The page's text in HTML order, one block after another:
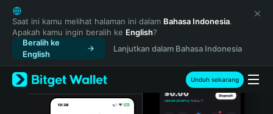
English
日本語
Tiếng Việt
Русский
Español (Latinoamérica)
Türkçe
Italiano
Saat ini kamu melihat halaman ini dalam Bahasa Indonesia.
Apakah kamu ingin beralih ke English?
Beralih ke
English
Lanjutkan dalam Bahasa Indonesia
Unduh sekarang